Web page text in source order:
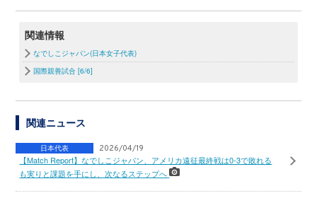
関連情報
なでしこジャパン(日本女子代表)
国際親善試合 [6/6]
関連ニュース
日本代表 2026/04/19
【Match Report】なでしこジャパン、アメリカ遠征最終戦は0-3で敗れる
も実りと課題を手にし、次なるステップへ